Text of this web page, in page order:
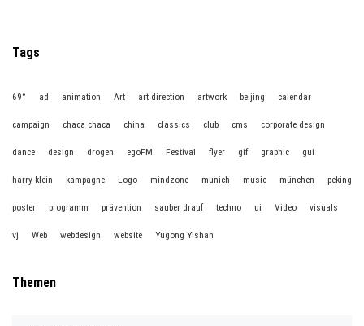
Tags
69° ad animation Art art direction artwork beijing calendar
campaign chaca chaca china classics club cms corporate design
dance design drogen egoFM Festival flyer gif graphic gui
harry klein kampagne Logo mindzone munich music münchen peking
poster programm prävention sauber drauf techno ui Video visuals
vj Web webdesign website Yugong Yishan
Themen